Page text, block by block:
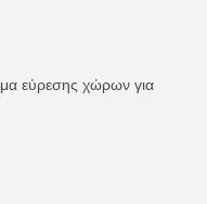
εύρεσης χώρων για